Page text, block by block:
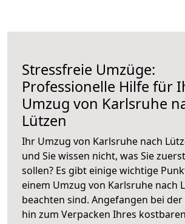
Stressfreie Umzüge:
Professionelle Hilfe für
Umzug von Karlsruhe
Lützen
Ihr Umzug von Karlsruhe nach
und Sie wissen nicht, was Sie
sollen? Es gibt einige wichtige
einem Umzug von Karlsruhe nach
beachten sind. Angefangen bei
hin zum Verpacken Ihres